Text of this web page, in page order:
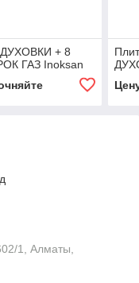
ДУХОВКИ + 8
ГАЗ Inoksan
1, Алматы,